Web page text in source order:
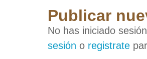
Publicar
No has iniciado
sesión o registrate